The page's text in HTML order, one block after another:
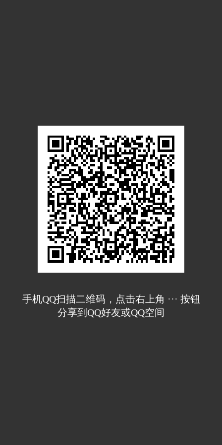
手机QQ扫描二维码，点击右上角 ··· 按钮
分享到QQ好友或QQ空间